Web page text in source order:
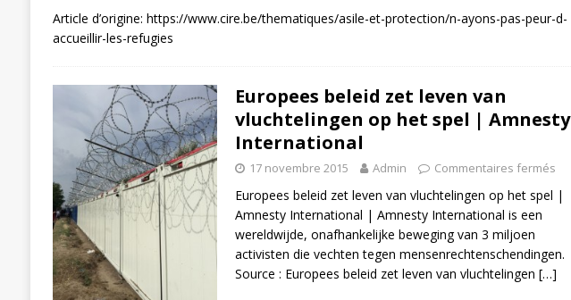
Article d’origine: https://www.cire.be/thematiques/asile-et-protection/n-ayons-pas-peur-d-
accueillir-les-refugies
Europees beleid zet leven van
vluchtelingen op het spel | Amnesty
International
17 novembre 2015 Admin Commentaires fermés
Europees beleid zet leven van vluchtelingen op het spel |
Amnesty International | Amnesty International is een
wereldwijde, onafhankelijke beweging van 3 miljoen
activisten die vechten tegen mensenrechtenschendingen.
Source : Europees beleid zet leven van vluchtelingen […]